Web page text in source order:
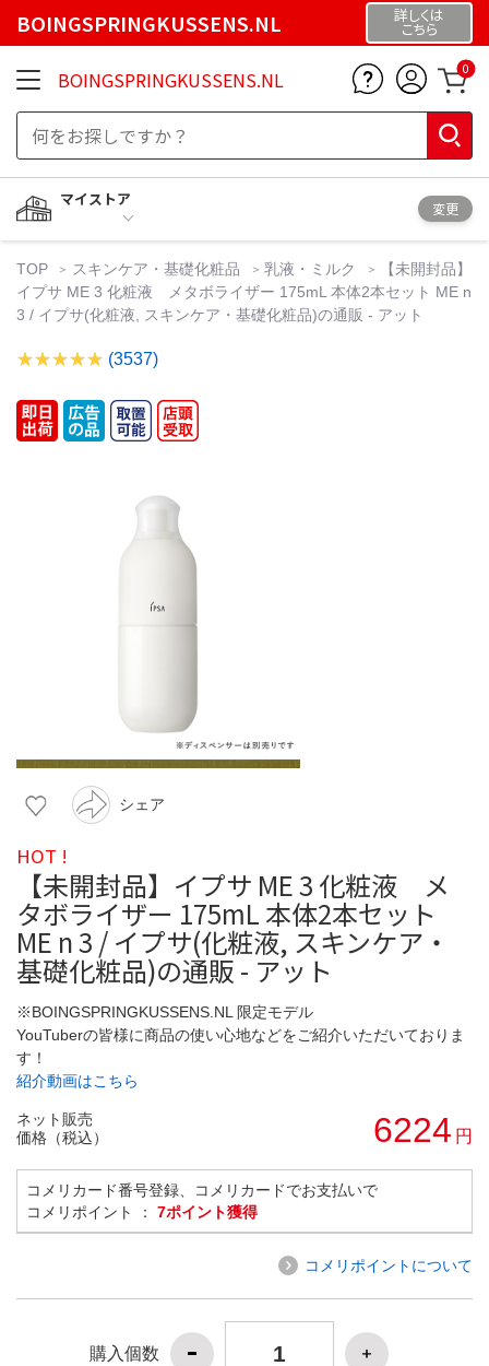
BOINGSPRINGKUSSENS.NL 詳しくは
こちら
BOINGSPRINGKUSSENS.NL 0
マイストア
変更
TOP スキンケア・基礎化粧品 乳液・ミルク
【未開封品】
イプサ ME 3 化粧液 メタボライザー 175mL 本体2本セット ME n
3 / イプサ(化粧液, スキンケア・基礎化粧品)の通販 - アット
(3537)
シェア
HOT !
【未開封品】イプサ ME 3 化粧液 メ
タボライザー 175mL 本体2本セット
ME n 3 / イプサ(化粧液, スキンケア・
基礎化粧品)の通販 - アット
※BOINGSPRINGKUSSENS.NL 限定モデル
YouTuberの皆様に商品の使い心地などをご紹介いただいておりま
す！
紹介動画はこちら
ネット販売
価格（税込）
6224 円
コメリカード番号登録、コメリカードでお支払いで
コメリポイント ： 7ポイント獲得
コメリポイントについて
購入個数